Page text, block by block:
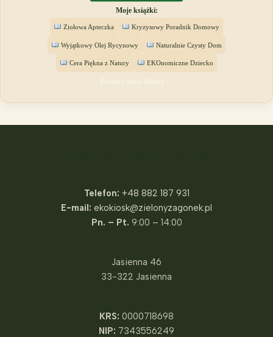
Moje książki:
Ziołowa Apteczka Kryzysowy Poradnik Domowy
Wyjątkowy Olej Rycynowy Naturalnie Czysty Dom
Cera Piękna z Natury EKOnomiczne Dziecko
Telefon: +48 882 187 931
E-mail: ekokiosk@zielonyzagonek.pl
Pn. – Pt. 9:00 – 14:00
Jasienna 46
33-322 Jasienna
KRS: 0000718698
NIP: 7343556249